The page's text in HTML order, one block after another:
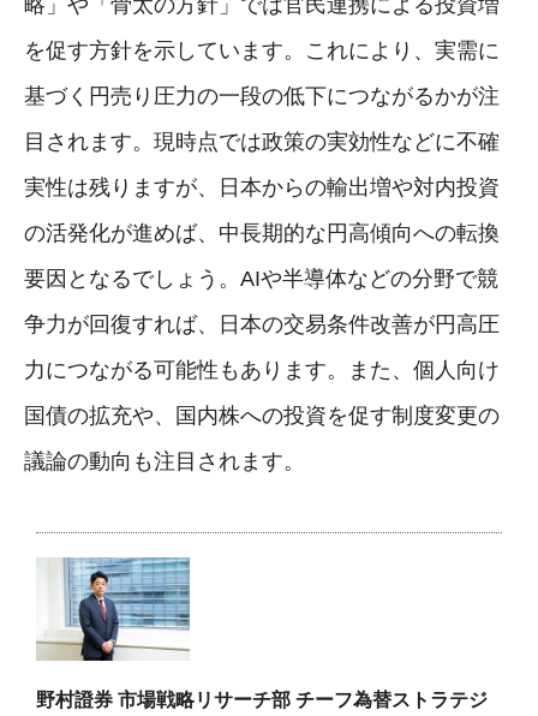
略」や「骨太の方針」では官民連携による投資増
を促す方針を示しています。これにより、実需に
基づく円売り圧力の一段の低下につながるかが注
目されます。現時点では政策の実効性などに不確
実性は残りますが、日本からの輸出増や対内投資
の活発化が進めば、中長期的な円高傾向への転換
要因となるでしょう。AIや半導体などの分野で競
争力が回復すれば、日本の交易条件改善が円高圧
力につながる可能性もあります。また、個人向け
国債の拡充や、国内株への投資を促す制度変更の
議論の動向も注目されます。
野村證券 市場戦略リサーチ部 チーフ為替ストラテジ